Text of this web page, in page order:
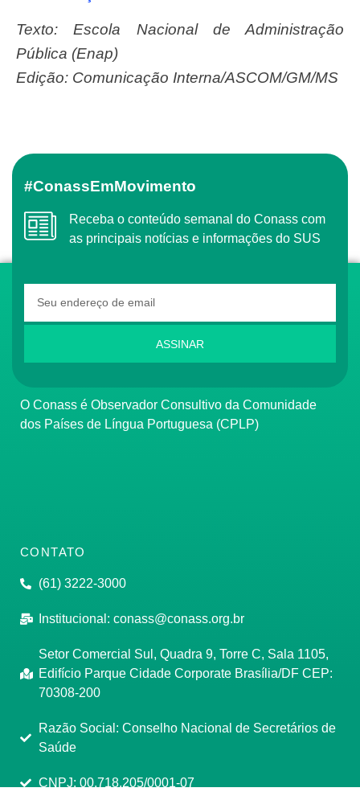
Texto: Escola Nacional de Administração
Pública (Enap)
Edição: Comunicação Interna/ASCOM/GM/MS
#ConassEmMovimento
Receba o conteúdo semanal do Conass com
as principais notícias e informações do SUS
ASSINAR
O Conass é Observador Consultivo da Comunidade
dos Países de Língua Portuguesa (CPLP)
CONTATO
(61) 3222-3000
Institucional: conass@conass.org.br
Setor Comercial Sul, Quadra 9, Torre C, Sala 1105,
Edifício Parque Cidade Corporate Brasília/DF CEP:
70308-200
Razão Social: Conselho Nacional de Secretários de
Saúde
CNPJ: 00.718.205/0001-07